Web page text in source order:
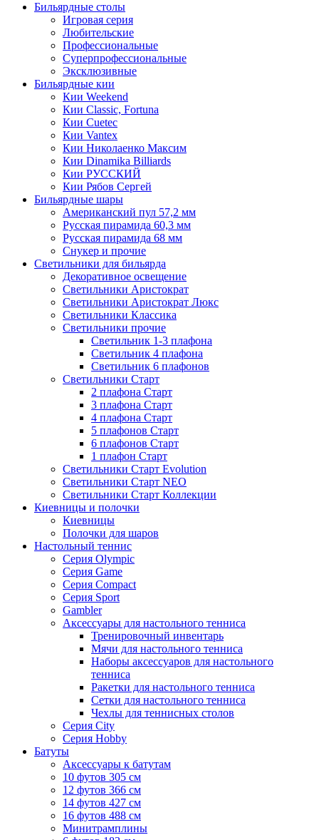
Бильярдные столы
Игровая серия
Любительские
Профессиональные
Суперпрофессиональные
Эксклюзивные
Бильярдные кии
Кии Weekend
Кии Classic, Fortuna
Кии Cuetec
Кии Vantex
Кии Николаенко Максим
Кии Dinamika Billiards
Кии РУССКИЙ
Кии Рябов Сергей
Бильярдные шары
Американский пул 57,2 мм
Русская пирамида 60,3 мм
Русская пирамида 68 мм
Снукер и прочие
Светильники для бильярда
Декоративное освещение
Светильники Аристократ
Светильники Аристократ Люкс
Светильники Классика
Светильники прочие
Светильник 1-3 плафона
Светильник 4 плафона
Светильник 6 плафонов
Светильники Старт
2 плафона Старт
3 плафона Старт
4 плафона Старт
5 плафонов Старт
6 плафонов Старт
1 плафон Старт
Светильники Старт Evolution
Светильники Старт NEO
Светильники Старт Коллекции
Киевницы и полочки
Киевницы
Полочки для шаров
Настольный теннис
Серия Olympic
Серия Game
Серия Compact
Серия Sport
Gambler
Аксессуары для настольного тенниса
Тренировочный инвентарь
Мячи для настольного тенниса
Наборы аксессуаров для настольного
тенниса
Ракетки для настольного тенниса
Сетки для настольного тенниса
Чехлы для теннисных столов
Серия City
Серия Hobby
Батуты
Аксессуары к батутам
10 футов 305 см
12 футов 366 см
14 футов 427 см
16 футов 488 см
Минитрамплины